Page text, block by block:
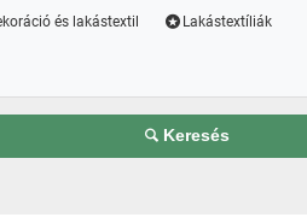
és lakástextil Lakástextíliák
Keresés